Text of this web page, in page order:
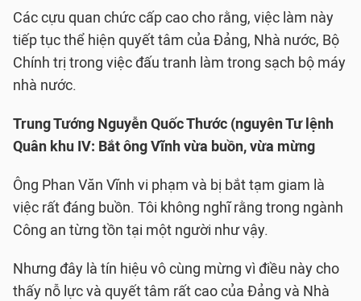
Các cựu quan chức cấp cao cho rằng, việc làm này
tiếp tục thể hiện quyết tâm của Đảng, Nhà nước, Bộ
Chính trị trong việc đấu tranh làm trong sạch bộ máy
nhà nước.
Trung Tướng Nguyễn Quốc Thước (nguyên Tư lệnh
Quân khu IV: Bắt ông Vĩnh vừa buồn, vừa mừng
Ông Phan Văn Vĩnh vi phạm và bị bắt tạm giam là
việc rất đáng buồn. Tôi không nghĩ rằng trong ngành
Công an từng tồn tại một người như vậy.
Nhưng đây là tín hiệu vô cùng mừng vì điều này cho
thấy nỗ lực và quyết tâm rất cao của Đảng và Nhà